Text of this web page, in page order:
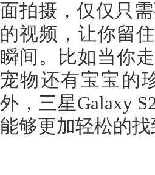
面拍摄，仅仅只
的视频，让你留
瞬间。比如当你
宠物还有宝宝的
外，三星Galaxy
能够更加轻松的